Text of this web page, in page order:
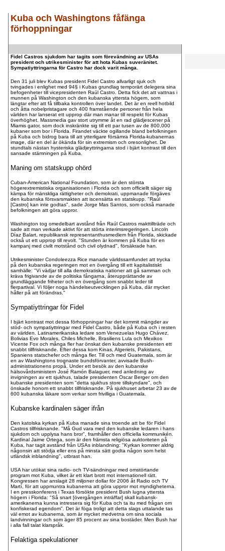
Kuba och Washingtons fåfänga
förhoppningar
Fidel Castros sjukdom har tagits som förevändning av USAs
president och utrikesminister för att hota Kubas suveränitet.
Sympatiyttringarna för Castro har dock varit många.
Den 31 juli blev Kubas president Fidel Castro allvarligt sjuk och
tvingades i enlighet med 94§ i Kubas grundlag temporärt delegera sina
befogenheter till vicepresidenten Raúl Castro. Detta fick det att vattnas i
munnen på Washington och den kubanska yttersta högern, som
längtar efter att få tillbaka kontrollen över landet. Det är en reell hotbild
och åtta nobelpristagare och 400 framstående personer från hela
världen har lanserat ett upprop där man manar till respekt för Kubas
överhöghet. Massmedia gav stort utrymme åt en rad glädjescener på
Miamis gator, som dock inskränkte sig till ett par tusen av de 800,000
kubaner som bor i Florida. Firandet väckte ogillande bland befolkningen
på Kuba och bidrog bara till att ytterligare försämra Florida-kubanernas
image, där en del är ökända för sin extremism och oresonlighet. De
stundtals nästan hysteriska glädjeyttringarna stod i bjärt kontrast till den
sansade stämningen på Kuba.
Maning om statskupp ohörd
Cuban-American National Foundation, som är den största
högerextremistiska organisationen i Florida och som officiellt säger sig
kämpa för mänskliga rättigheter och demokrati, uppmanade förgäves
den kubanska försvarsmakten att iscensätta en statskupp. "Raúl
[Castro] kan inte godtas", sade Jorge Mas Santos, som också manade
befolkningen att göra uppror.
Washington tog omedelbart avstånd från Raúl Castros makttillträde och
sade att man verkade aktivt för att störta interimsregeringen. Lincoln
Díaz Balart, republikansk representanthusmedlem från Florida, skickade
också ut ett upprop till revolt. "Stunden är kommen på Kuba för en
kampanj med civilt motstånd och civil olydnad", försäkrade han.
Utrikesminister Condoleezza Rice manade världssamfundet att trycka
på den kubanska regeringen mot en övergång till ett kapitalistiskt
samhälle: "Vi vädjar till alla demokratiska nationer att gå samman och
kräva frigivande av de politiska fångarna, återupprättande av
grundläggande friheter och en övergång som snabbt leder till
flerpartival. Vi följer noga händelseutvecklingen på Kuba, där mycket
håller på att förändras."
Sympatiyttringar för Fidel
I bjärt kontrast mot dessa förhoppningar har det kommit mängder av
stöd- och sympatiyttringar med Fidel Castro, både på Kuba och i resten
av världen. Latinamerikanska ledare som Venezuelas Hugo Chávez,
Bolivias Evo Morales, Chiles Michelle, Brasiliens Lula och Mexikos
Vicente Fox och många fler har önskat den kubanske presidenten ett
snabbt tillfrisknande. Efter dessa kom Kinas, Algeriets, Pakistans,
Spaniens statschefer och många fler. Till och med Guatemala, som är
en av Washingtons trognaste bundsförvanter, avvisade Bush-
administrationens propå. Under ett besök av den kubanske
hälsovårdsministern José Ramón Balaguer, med anledning av
invigningen av ett sjukhus, talade presidenten Oscar Berger om den
kubanske presidenten som "detta sjukhus store tillskyndare", och
önskade honom ett snabbt tillfrisknande. På sjukhuset arbetar 23 av de
600 kubanska läkare som verkar som frivilliga i Guatemala.
Kubanske kardinalen säger ifrån
Den katolska kyrkan på Kuba manade sina troende att be för Fidel
Castros tillfrisknande. "Må Gud vara med den kubanske ledaren i hans
sjukdom och upplysa hans bror", framhåller den officiella kommunikén.
Kardinal Jaime Ortega, som är den främsta religiösa auktoriteten på
Kuba, har tagit avstånd från USAs inblandning: "Kyrkan kommer aldrig
någonsin att stödja eller ens på minsta sätt godta någon som helst
utländsk inblandning", utbrast han.
USA har utökat sina radio- och TV-sändningar med omstörtande
program mot Kuba, vilket är ett klart brott mot internationell rätt.
Kongressen har anslagit 28 miljoner dollar för 2006 åt Radio och TV
Martí, för att uppmuntra kubanerna att göra uppror mot myndigheterna.
I en presskonferens i Texas försökte president Bush lugna yttersta
högern i Florida: "Så snart [övergången inträffar] skall kubansk-
amerikanerna kunna intressera sig för Kuba och ta itu med frågan om
konfiskerad egendom". Det är föga troligt att detta slags uttalande tas
väl emot av kubanerna, som är mycket medvetna om sina sociala
landvinningar och som äger 85 procent av sina bostäder. Men Bush har
i alla fall talat klarspråk.
Felaktiga spekulationer